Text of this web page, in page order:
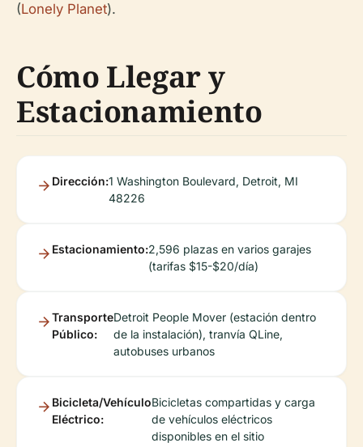
(Lonely Planet).
Cómo Llegar y
Estacionamiento
Dirección:1 Washington Boulevard, Detroit, MI
48226
Estacionamiento:2,596 plazas en varios garajes
(tarifas $15-$20/día)
Transporte
Público:
Detroit People Mover (estación dentro
de la instalación), tranvía QLine,
autobuses urbanos
Bicicleta/Vehículo
Eléctrico:
Bicicletas compartidas y carga
de vehículos eléctricos
disponibles en el sitio